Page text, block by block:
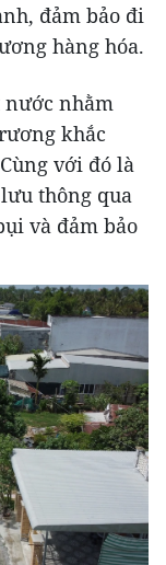
đảm bảo đi
hàng hóa.
nước nhằm
khắc
với đó là
thông qua
và đảm bảo